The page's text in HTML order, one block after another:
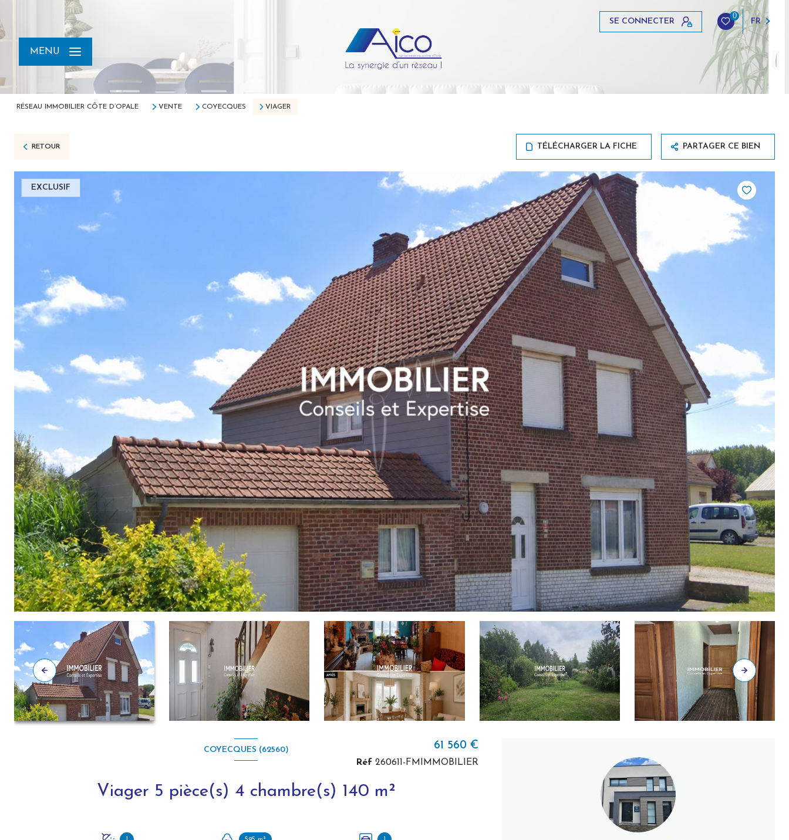
SE CONNECTER
0
FR
MENU
RÉSEAU IMMOBILIER CÔTE D’OPALE VENTE COYECQUES VIAGER
RETOUR TÉLÉCHARGER LA FICHE PARTAGER CE BIEN
EXCLUSIF
COYECQUES (62560)
Viager 5 pièce(s) 4 chambre(s) 140 m²
61 560 €
Réf 260611-FMIMMOBILIER